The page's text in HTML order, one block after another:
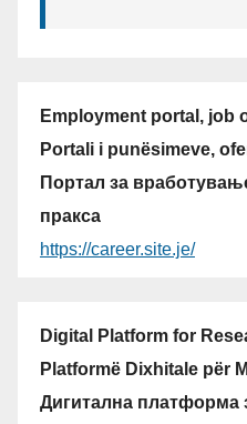
Employment portal, job
Portali i punësimeve,
Портал за
пракса
https://career.site.je/
Digital Platform for
Platformë Dixhitale për
Дигитална платформа